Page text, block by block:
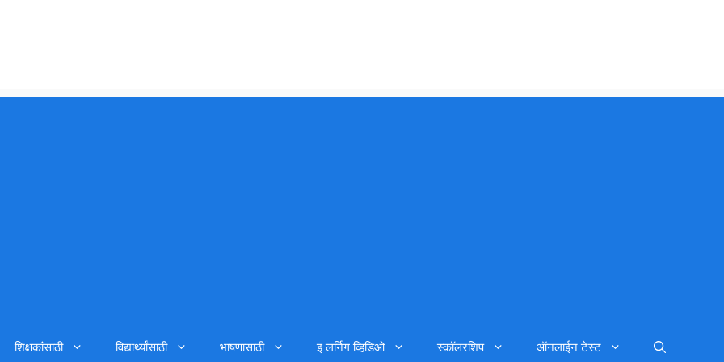
शिक्षकांसाठी विद्यार्थ्यांसाठी भाषणासाठी इ लर्निग व्हिडिओ स्कॉलरशिप ऑनलाईन टेस्ट